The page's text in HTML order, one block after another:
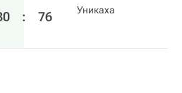
: 76 Уникаха